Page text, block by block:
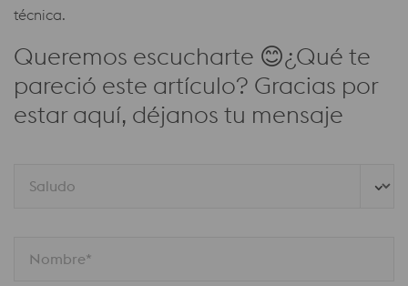
técnica.
Queremos escucharte 😊¿Qué te
pareció este artículo? Gracias por
estar aquí, déjanos tu mensaje
Saludo
Nombre*